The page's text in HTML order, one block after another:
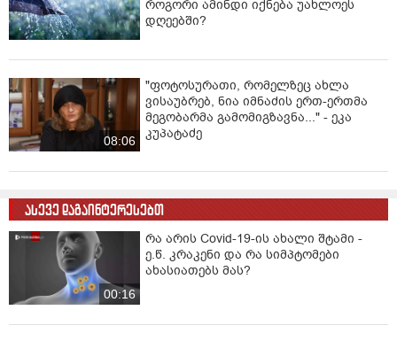
როგორი ამინდი იქნება უახლოეს
დღეებში?
08:06
"ფოტოსურათი, რომელზეც ახლა
ვისაუბრებ, ნია იმნაძის ერთ-ერთმა
მეგობარმა გამომიგზავნა..." - ეკა
კუპატაძე
ასევე დაგაინტერესებთ
00:16
რა არის Covid-19-ის ახალი შტამი -
ე.წ. კრაკენი და რა სიმპტომები
ახასიათებს მას?